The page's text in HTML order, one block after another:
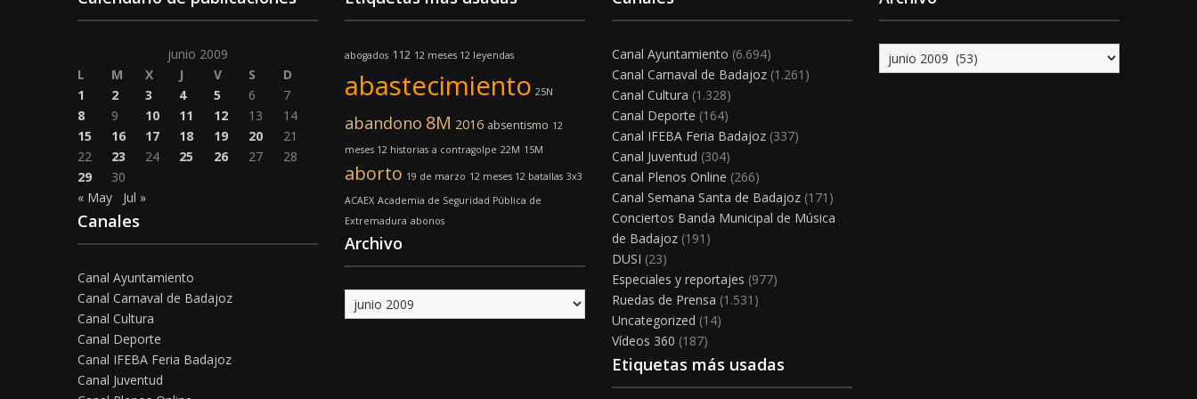
junio 2009
L
M X J V S
D
1
2 3 4 5 6
7
8
9 10 11 12 13
14
15
16 17 18 19 20
21
22
23 24 25 26 27
28
29
30
« May
Jul »
Canales
Canal Ayuntamiento
Canal Carnaval de Badajoz
Canal Cultura
Canal Deporte
Canal IFEBA Feria Badajoz
Canal Juventud
abogados 112 12 meses 12 leyendas
abastecimiento 25N
abandono 8M 2016 absentismo 12
meses 12 historias a contragolpe 22M 15M
aborto 19 de marzo 12 meses 12 batallas 3x3
ACAEX Academia de Seguridad Pública de
Extremadura abonos
Archivo
Archivo
Canal Ayuntamiento (6.694)
Canal Carnaval de Badajoz (1.261)
Canal Cultura (1.328)
Canal Deporte (164)
Canal IFEBA Feria Badajoz (337)
Canal Juventud (304)
Canal Plenos Online (266)
Canal Semana Santa de Badajoz (171)
Conciertos Banda Municipal de Música
de Badajoz (191)
DUSI (23)
Especiales y reportajes (977)
Ruedas de Prensa (1.531)
Uncategorized (14)
Vídeos 360 (187)
Etiquetas más usadas
Archivo